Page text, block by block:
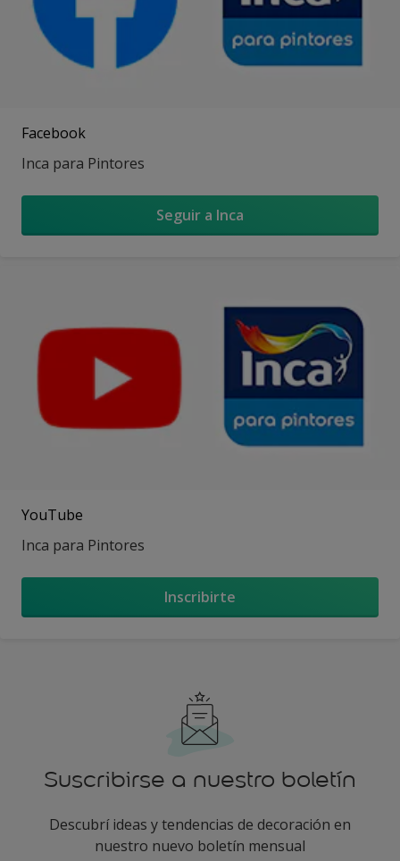
Facebook
Inca para Pintores
Seguir a Inca
YouTube
Inca para Pintores
Inscribirte
Suscribirse a nuestro boletín
Descubrí ideas y tendencias de decoración en
nuestro nuevo boletín mensual